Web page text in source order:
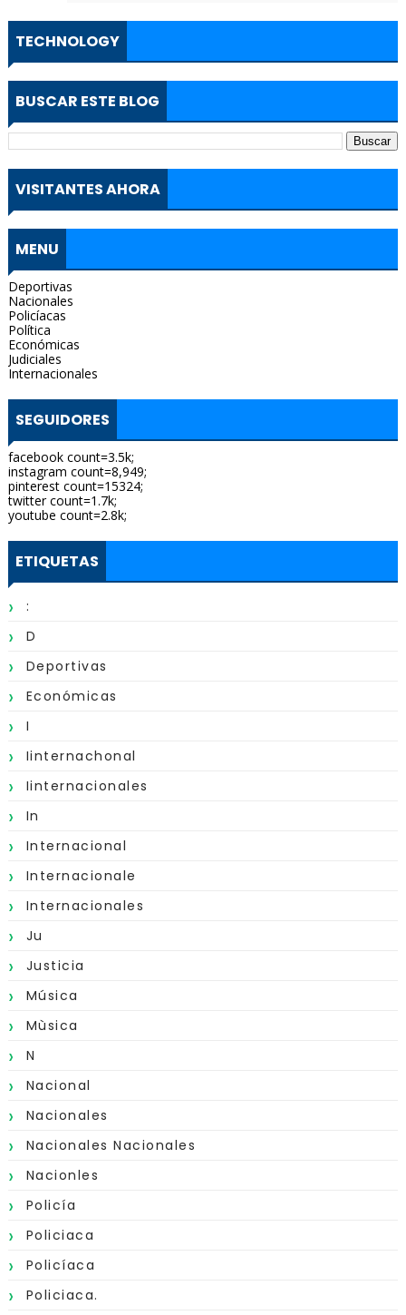
TECHNOLOGY
BUSCAR ESTE BLOG
VISITANTES AHORA
MENU
Deportivas
Nacionales
Policíacas
Política
Económicas
Judiciales
Internacionales
SEGUIDORES
facebook count=3.5k;
instagram count=8,949;
pinterest count=15324;
twitter count=1.7k;
youtube count=2.8k;
ETIQUETAS
:
D
Deportivas
Económicas
I
Iinternachonal
Iinternacionales
In
Internacional
Internacionale
Internacionales
Ju
Justicia
Música
Mùsica
N
Nacional
Nacionales
Nacionales Nacionales
Nacionles
Policía
Policiaca
Policíaca
Policiaca.